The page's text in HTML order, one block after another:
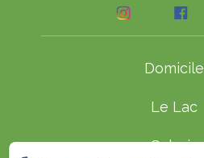
Domicile
Le Lac
Galerie